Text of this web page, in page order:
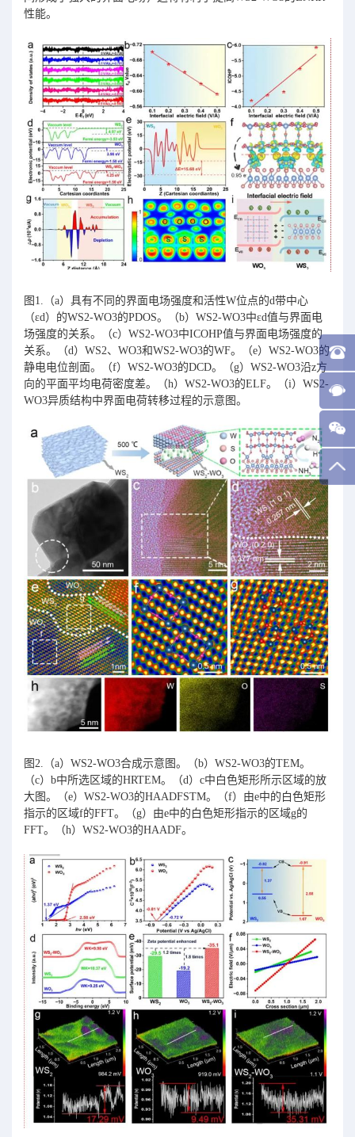
性能。
图1.（a）具有不同的界面电场强度和活性W位点的d带中心
（εd）的WS2-WO3的PDOS。（b）WS2-WO3中εd值与界面电
场强度的关系。（c）WS2-WO3中ICOHP值与界面电场强度的
关系。（d）WS2、WO3和WS2-WO3的WF。（e）WS2-WO3的
静电电位剖面。（f）WS2-WO3的DCD。（g）WS2-WO3沿z方
向的平面平均电荷密度差。（h）WS2-WO3的ELF。（i）WS2-
WO3异质结构中界面电荷转移过程的示意图。
图2.（a）WS2-WO3合成示意图。（b）WS2-WO3的TEM。
（c）b中所选区域的HRTEM。（d）c中白色矩形所示区域的放
大图。（e）WS2-WO3的HAADFSTM。（f）由e中的白色矩形
指示的区域f的FFT。（g）由e中的白色矩形指示的区域g的
FFT。（h）WS2-WO3的HAADF。